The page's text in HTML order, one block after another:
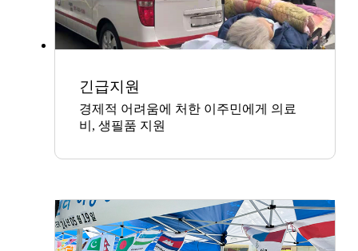
긴급지원
경제적 어려움에 처한 이주민에게 의료
비, 생필품 지원